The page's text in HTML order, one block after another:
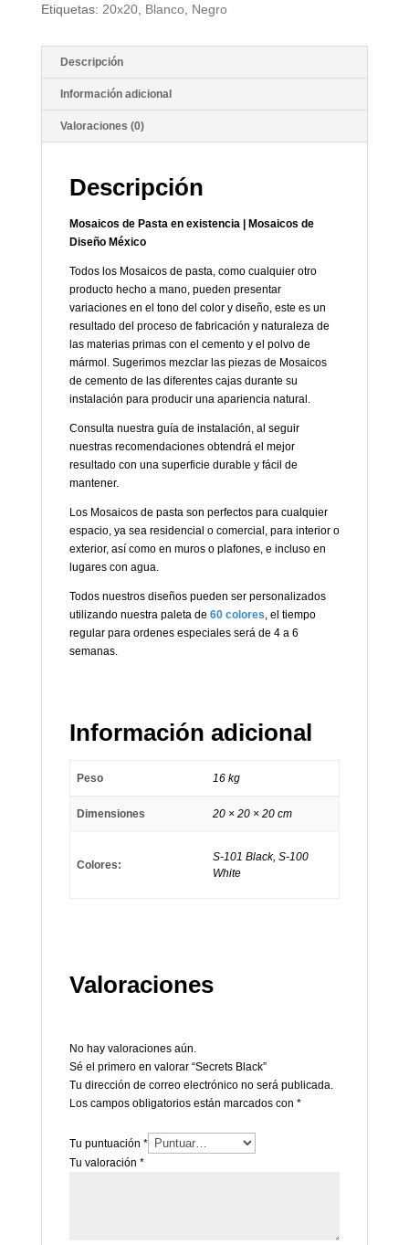
Etiquetas: 20x20, Blanco Negro
Descripción
Información adicional
Valoraciones (0)
Descripción
Mosaicos de Pasta en existencia | Mosaicos de
Diseño México
Todos los Mosaicos de pasta, como cualquier otro
producto hecho a mano, pueden presentar
variaciones en el tono del color y diseño, este es un
resultado del proceso de fabricación y naturaleza de
las materias primas con el cemento y el polvo de
mármol. Sugerimos mezclar las piezas de Mosaicos
de cemento de las diferentes cajas durante su
instalación para producir una apariencia natural.
Consulta nuestra guía de instalación, al seguir
nuestras recomendaciones obtendrá el mejor
resultado con una superficie durable y fácil de
mantener.
Los Mosaicos de pasta son perfectos para cualquier
espacio, ya sea residencial o comercial, para interior o
exterior, así como en muros o plafones, e incluso en
lugares con agua.
Todos nuestros diseños pueden ser personalizados
utilizando nuestra paleta de 60 colores , el tiempo
regular para ordenes especiales será de 4 a 6
semanas.
Información adicional
Peso 16 kg
Dimensiones 20 × 20 × 20 cm
Colores:
S-101 Black, S-100
White
Valoraciones
No hay valoraciones aún.
Sé el primero en valorar “Secrets Black”
Tu dirección de correo electrónico no será publicada.
Los campos obligatorios están marcados con *
Tu puntuación *
Tu valoración *